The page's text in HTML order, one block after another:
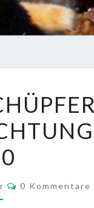
Kommentare
0 Kommentare